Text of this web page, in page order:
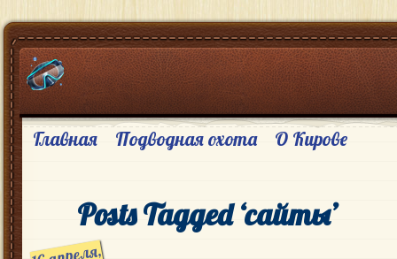
Главная Подводная охота О Кирове
Posts Tagged ‘сайты’